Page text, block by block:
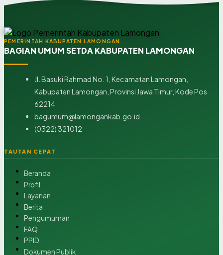
PEMERINTAH KABUPATEN LAMONGAN
BAGIAN UMUM SETDA KABUPATEN LAMONGAN
Jl. Basuki Rahmad No. 1, Kecamatan Lamongan,
Kabupaten Lamongan, Provinsi Jawa Timur, Kode Pos
62214
bagumum@lamongankab.go.id
(0322) 321012
TAUTAN CEPAT
Beranda
Profil
Layanan
Berita
Pengumuman
FAQ
PPID
Dokumen Publik